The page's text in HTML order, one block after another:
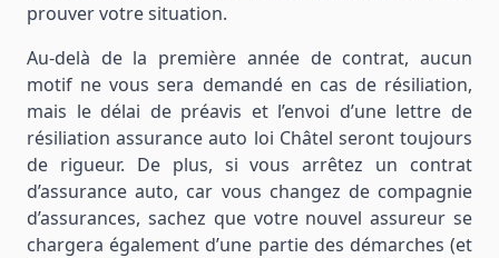
prouver votre situation.
Au-delà de la première année de contrat, aucun
motif ne vous sera demandé en cas de résiliation,
mais le délai de préavis et l’envoi d’une lettre de
résiliation assurance auto loi Châtel seront toujours
de rigueur. De plus, si vous arrêtez un contrat
d’assurance auto, car vous changez de compagnie
d’assurances, sachez que votre nouvel assureur se
chargera également d’une partie des démarches (et